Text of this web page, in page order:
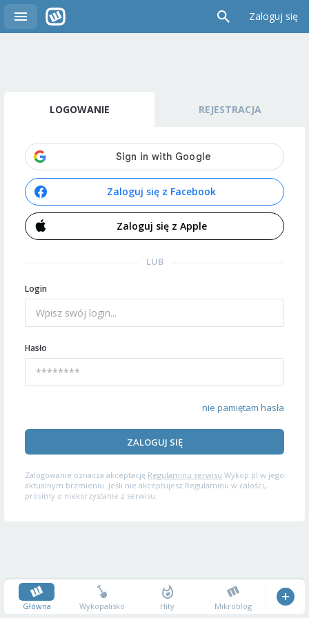
Zaloguj się
LOGOWANIE REJESTRACJA
Zaloguj się z Facebook
Zaloguj się z Apple
LUB
Login
Hasło
nie pamiętam hasła
ZALOGUJ SIĘ
Zalogowanie oznacza akceptację Regulaminu serwisu Wykop.pl w jego
aktualnym brzmieniu. Jeśli nie akceptujesz Regulaminu w całości,
prosimy o niekorzystanie z serwisu.
Główna Wykopalisko Hity Mikroblog